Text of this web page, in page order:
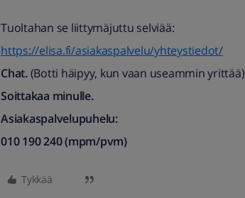
Tuoltahan se liittymäjuttu selviää:
https://elisa.fi/asiakaspalvelu/yhteystiedot/
Chat.(Botti häipyy, kun vaan useammin yrittää)
Soittakaa minulle.
Asiakaspalvelupuhelu:
010 190 240 (mpm/pvm)
Tykkää